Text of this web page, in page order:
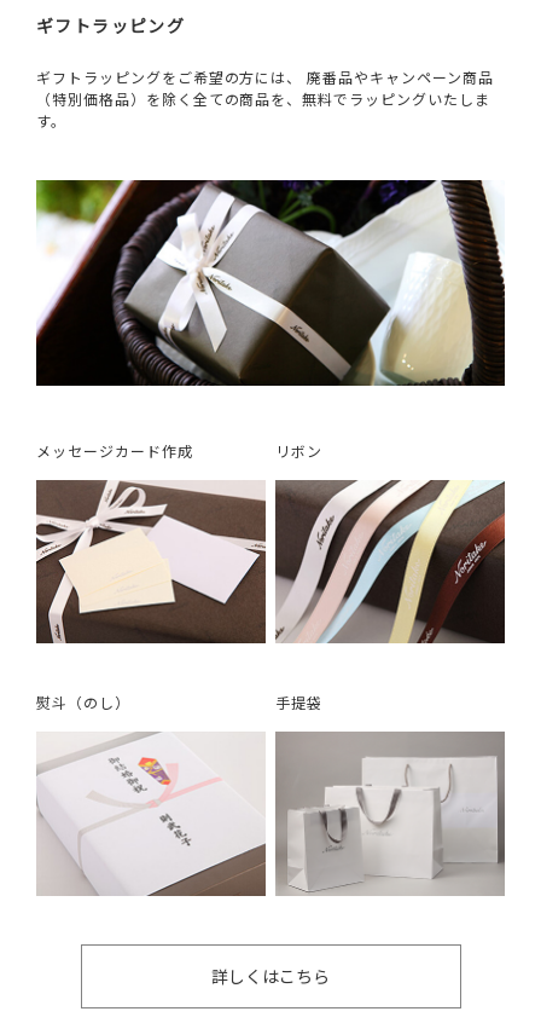
ギフトラッピング
ギフトラッピングをご希望の方には、 廃番品やキャンペーン商品
（特別価格品）を除く全ての商品を、無料でラッピングいたしま
す。
メッセージカード作成 リボン
熨斗（のし） 手提袋
詳しくはこちら